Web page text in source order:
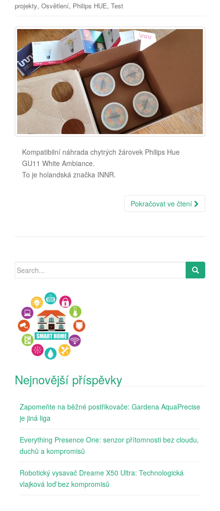
projekty, Osvětlení, Philips HUE, Test
Kompatibilní náhrada chytrých žárovek Philips Hue
GU11 White Ambiance.
To je holandská značka INNR.
Pokračovat ve čtení
Search
Nejnovější příspěvky
Zapomeňte na běžné postřikovače: Gardena AquaPrecise
je jiná liga
Everything Presence One: senzor přítomnosti bez cloudu,
duchů a kompromisů
Robotický vysavač Dreame X50 Ultra: Technologická
vlajková loď bez kompromisů